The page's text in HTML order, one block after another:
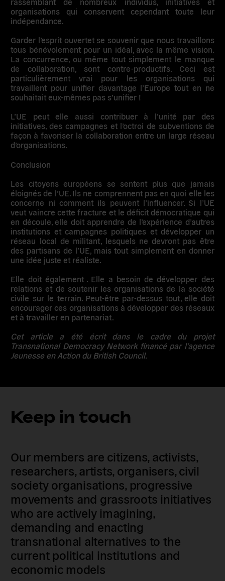
organisations qui conservent cependant toute leur
indépendance.
Garder l’esprit ouvertet se souvenir que nous travaillons
tous bénévolement pour un idéal, avec la même vision.
La concurrence, ou même tout simplement le manque
de collaboration, sont contre-productifs. Ceci est
particulièrement vrai pour les organisations qui
travaillent pour unifier davantage l’Europe tout en ne
souhaitait eux-mêmes pas s’unifier !
L’UE peut elle aussi contribuer à l’unité par des
initiatives, des campagnes et l’octroi de subventions de
façon à favoriser la collaboration entre un large réseau
d’organisations.
Conclusion
Les citoyens européens se sentent plus que jamais
éloignés de l’UE. Ils ne comprennent pas en quoi elle les
concerne ni comment ils peuvent l’influencer. Si l’UE
veut vaincre cette fracture et le déficit démocratique qui
en découle, elle doit apprendre de l’expérience d’autres
institutions et campagnes politiques et développer un
réseau local de militant, lesquels ne devront pas être
des partisans de l’UE, mais tout simplement en donner
une idée juste et réaliste.
Elle doit également . Elle a besoin de développer des
relations et de soutenir les organisations de la société
civile sur le terrain. Peut-être par-dessus tout, elle doit
encourager ces organisations à développer des réseaux
et à travailler en partenariat.
Cet article a été écrit dans le cadre du projet
Transnational Democracy Network financé par l’agence
Jeunesse en Action du British Council.
Keep in touch
Our members are citizens, activists,
researchers, artists, organisers, civil
society organisations, progressive
movements and grassroots initiatives
who are actively imagining,
demanding and enacting
transnational alternatives to the
current political institutions and
economic models